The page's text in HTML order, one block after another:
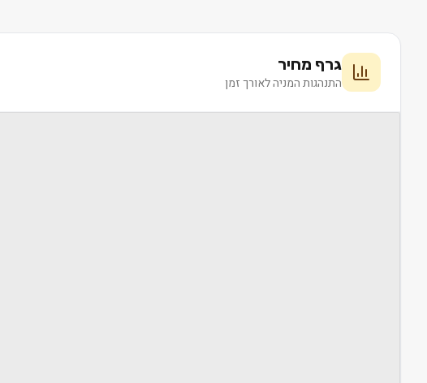
גרף מחיר
התנהגות המניה לאורך זמן